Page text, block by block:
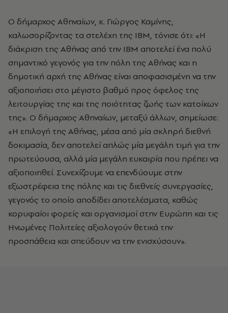
Ο δήμαρχος Αθηναίων, κ. Γιώργος Καμίνης,
καλωσορίζοντας τα στελέχη της IBM, τόνισε ότι: «Η
διάκριση της Αθήνας από την IBM αποτελεί ένα πολύ
σημαντικό γεγονός για την πόλη της Αθήνας και η
δημοτική αρχή της Αθήνας είναι αποφασισμένη να την
αξιοποιήσει στο μέγιστο βαθμό προς όφελος της
λειτουργίας της και της ποιότητας ζωής των κατοίκων
της». Ο δήμαρχος Αθηναίων, μεταξύ άλλων, σημείωσε:
«Η επιλογή της Αθήνας, μέσα από μία σκληρή διεθνή
δοκιμασία, δεν αποτελεί απλώς μία μεγάλη τιμή για την
πρωτεύουσα, αλλά μία μεγάλη ευκαιρία που πρέπει να
αξιοποιηθεί. Συνεχίζουμε να επενδύουμε στην
εξωστρέφεια της πόλης και τις διεθνείς συνεργασίες,
γεγονός το οποίο αποδίδει αποτελέσματα, καθώς
κορυφαίοι φορείς και οργανισμοί στην Ευρώπη και τις
Ηνωμένες Πολιτείες αξιολογούν θετικά την
προσπάθεια και σπεύδουν να την ενισχύσουν».